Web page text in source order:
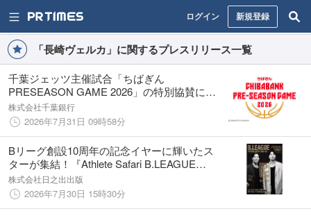
ログイン 新規登録
「長崎ヴェルカ」に関するプレスリリース一覧
千葉ジェッツ主催試合「ちばぎん
PRESEASON GAME 2026」の特別協賛につ
いて
株式会社千葉銀行
2026年7月31日 09時58分
Bリーグ創設10周年の記念イヤーに輝いたス
ターが集結！『Athlete Safari B.LEAGUE
AWARD SHOW 2025-26』が7月31日（金）に
発売！
株式会社日之出出版
2026年7月30日 15時30分